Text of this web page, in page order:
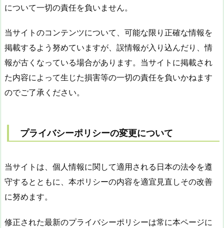
について一切の責任を負いません。
当サイトのコンテンツについて、可能な限り正確な情報を
掲載するよう努めていますが、誤情報が入り込んだり、情
報が古くなっている場合があります。当サイトに掲載され
た内容によって生じた損害等の一切の責任を負いかねます
のでご了承ください。
プライバシーポリシーの変更について
当サイトは、個人情報に関して適用される日本の法令を遵
守するとともに、本ポリシーの内容を適宜見直しその改善
に努めます。
修正された最新のプライバシーポリシーは常に本ページに